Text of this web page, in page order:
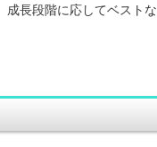
成長段階に応してベスト